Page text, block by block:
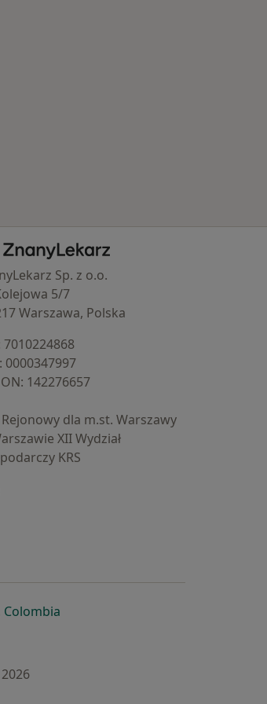
- Strona główna
Sp. z o.o.
5/7
Warszawa, Polska
⁠7010224868
⁠0000347997
⁠142276657
Rejonowy dla m.st. Warszawy
XII Wydział
KRS
karcie
się w nowej karcie
się w nowej karcie
Colombiaotwiera się w nowej karcie